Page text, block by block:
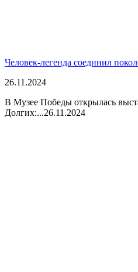
Человек-легенда соединил
26.11.2024
В Музее Победы открылась
Долгих:...26.11.2024